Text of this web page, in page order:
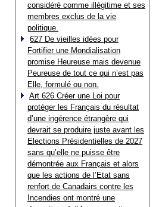
considéré comme illégitime et ses
membres exclus de la vie
politique.
627 De vieilles idées pour
Fortifier une Mondialisation
promise Heureuse mais devenue
Peureuse de tout ce qui n’est pas
Elle, formulé ou non.
Art 626 Créer une Loi pour
protéger les Français du résultat
d’une ingérence étrangère qui
devrait se produire juste avant les
Elections Présidentielles de 2027
sans qu’elle ne puisse être
démontrée aux Français et alors
que les actions de l’Etat sans
renfort de Canadairs contre les
Incendies ont montré une